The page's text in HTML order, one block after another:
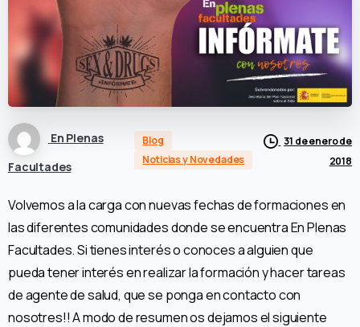
En Plenas
Facultades
Blog
Noticias y Novedades
31 de enero de
2018
Volvemos a la carga con nuevas fechas de formaciones en
las diferentes comunidades donde se encuentra En Plenas
Facultades. Si tienes interés o conoces a alguien que
pueda tener interés en realizar la formación y hacer tareas
de agente de salud, que se ponga en contacto con
nosotres!! A modo de resumen os dejamos el siguiente